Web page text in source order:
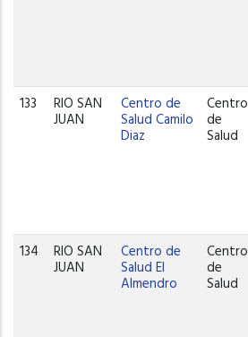
133 RIO SAN
JUAN
Centro de
Salud Camilo
Diaz
Centro
de
Salud
134 RIO SAN
JUAN
Centro de
Salud El
Almendro
Centro
de
Salud